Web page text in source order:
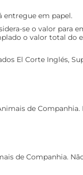
entregue em papel.
se o valor para
o valor total do
El Corte Inglés,
de Companhia.
de Companhia.